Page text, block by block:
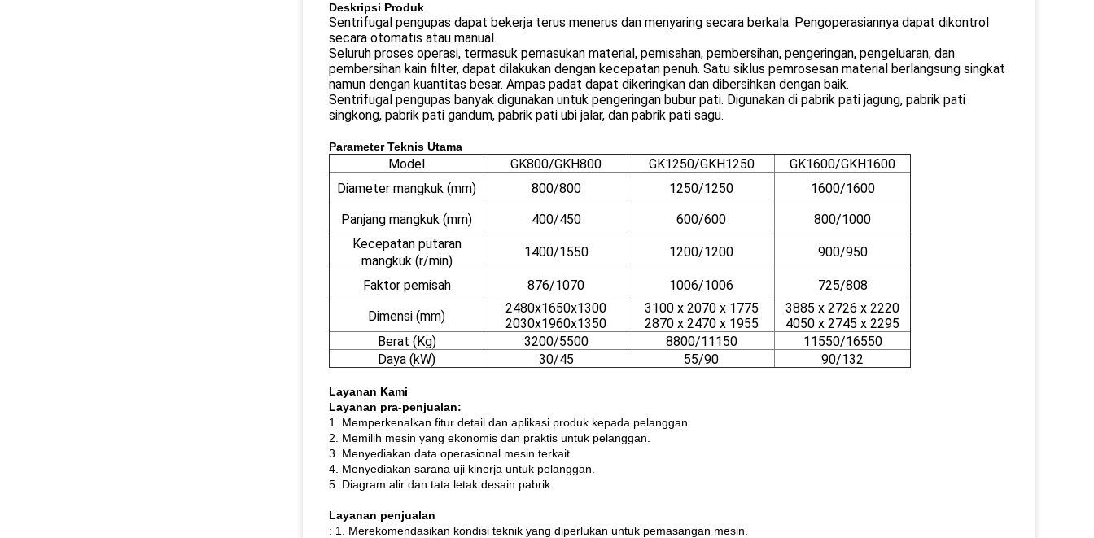
Deskripsi Produk
Sentrifugal pengupas dapat bekerja terus menerus dan menyaring secara berkala. Pengoperasiannya dapat dikontrol
secara otomatis atau manual.
Seluruh proses operasi, termasuk pemasukan material, pemisahan, pembersihan, pengeringan, pengeluaran, dan
pembersihan kain filter, dapat dilakukan dengan kecepatan penuh. Satu siklus pemrosesan material berlangsung singkat
namun dengan kuantitas besar. Ampas padat dapat dikeringkan dan dibersihkan dengan baik.
Sentrifugal pengupas banyak digunakan untuk pengeringan bubur pati. Digunakan di pabrik pati jagung, pabrik pati
singkong, pabrik pati gandum, pabrik pati ubi jalar, dan pabrik pati sagu.
Parameter Teknis Utama
Model GK800/GKH800 GK1250/GKH1250
GK1600/GKH1600
Diameter mangkuk (mm)
800/800 1250/1250
1600/1600
Panjang mangkuk (mm)
400/450 600/600
800/1000
Kecepatan putaran
mangkuk (r/min)
1400/1550 1200/1200 900/950
Faktor pemisah 876/1070 1006/1006
725/808
Dimensi (mm)
2480x1650x1300
2030x1960x1350
3100 x 2070 x 1775
2870 x 2470 x 1955
3885 x 2726 x 2220
4050 x 2745 x 2295
Berat (Kg)
3200/5500 8800/11150
11550/16550
Daya (kW)
30/45 55/90 90/132
Layanan Kami
Layanan pra-penjualan:
1. Memperkenalkan fitur detail dan aplikasi produk kepada pelanggan.
2. Memilih mesin yang ekonomis dan praktis untuk pelanggan.
3. Menyediakan data operasional mesin terkait.
4. Menyediakan sarana uji kinerja untuk pelanggan.
5. Diagram alir dan tata letak desain pabrik.
Layanan penjualan
: 1. Merekomendasikan kondisi teknik yang diperlukan untuk pemasangan mesin.